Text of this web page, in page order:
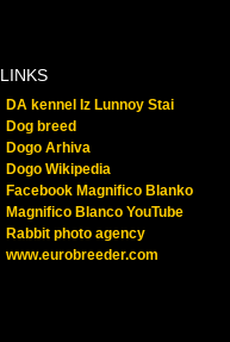
LINKS
DA kennel Iz Lunnoy Stai
Dog breed
Dogo Arhiva
Dogo Wikipedia
Facebook Magnifico Blanko
Magnifico Blanco YouTube
Rabbit photo agency
www.eurobreeder.com